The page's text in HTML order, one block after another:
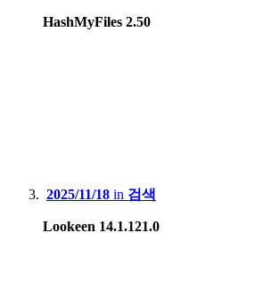
HashMyFiles 2.50
2025/11/18 in 검색
Lookeen 14.1.121.0